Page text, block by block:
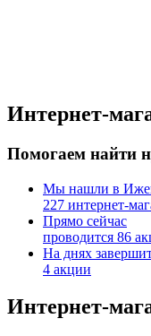
Интернет-
Помогаем найти
Мы нашли в
227 интернет-
Прямо сейчас
проводится 86
На днях
4 акции
Интернет-